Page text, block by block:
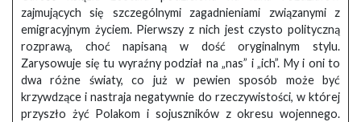
zajmujących się szczególnymi zagadnieniami związanymi z
emigracyjnym życiem. Pierwszy z nich jest czysto polityczną
rozprawą, choć napisaną w dość oryginalnym stylu.
Zarysowuje się tu wyraźny podział na „nas” i „ich”. My i oni to
dwa różne światy, co już w pewien sposób może być
krzywdzące i nastraja negatywnie do rzeczywistości, w której
przyszło żyć Polakom i sojuszników z okresu wojennego.